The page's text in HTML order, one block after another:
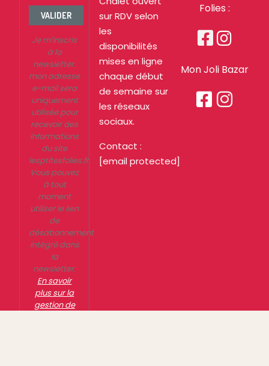
VALIDER
Je m’inscris
à la
newsletter.
mon adresse
e-mail sera
uniquement
utilisée pour
recevoir des
informations
du site
lesptitesfolies.fr.
Vous pouvez
à tout
moment
utiliser le lien
de
désabonnement
intégré dans
la
newsletter.
En savoir
plus sur la
gestion de
sur RDV selon
les
disponibilités
mises en ligne
chaque début
de semaine sur
les réseaux
sociaux.
Contact :
[email protected]
Folies :
 
Mon Joli Bazar
 